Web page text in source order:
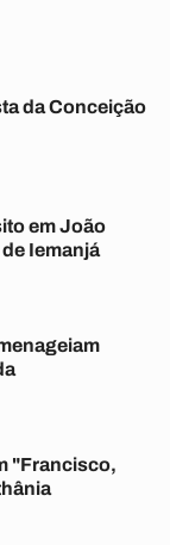
da Conceição
em João
Iemanjá
"Francisco,